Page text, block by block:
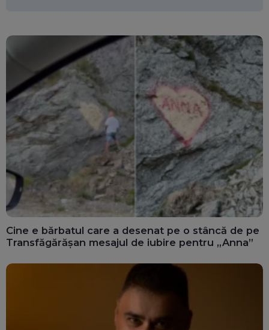
Cine e bărbatul care a desenat pe o stâncă de pe
Transfăgărășan mesajul de iubire pentru „Anna”